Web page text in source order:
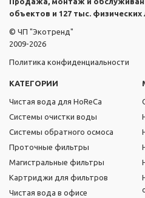
объектов и 127 тыс. физических
© ЧП "Экотренд"
2009-2026
Политика конфиденциальности
КАТЕГОРИИ
Чистая вода для HoReCa
Системы очистки воды
Системы обратного осмоса
Проточные фильтры
Магистральные фильтры
Картриджи для фильтров
Чистая вода в офисе